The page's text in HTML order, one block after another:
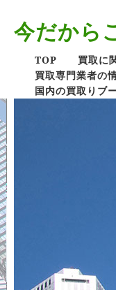
今だから
TOP
買取に
買取専門業者の
国内の買取りブ